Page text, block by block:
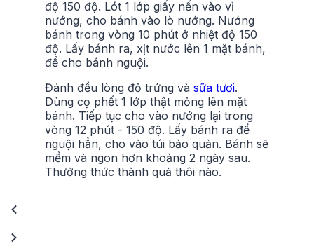
độ 150 độ. Lót 1 lớp giấy nến vào vỉ
nướng, cho bánh vào lò nướng. Nướng
bánh trong vòng 10 phút ở nhiệt độ 150
độ. Lấy bánh ra, xịt nước lên 1 mặt bánh,
để cho bánh nguội.
Đánh đều lòng đỏ trứng và sữa tươi.
Dùng cọ phết 1 lớp thật mỏng lên mặt
bánh. Tiếp tục cho vào nướng lại trong
vòng 12 phút - 150 độ. Lấy bánh ra để
nguội hẳn, cho vào túi bảo quản. Bánh sẽ
mềm và ngon hơn khoảng 2 ngày sau.
Thưởng thức thành quả thôi nào.